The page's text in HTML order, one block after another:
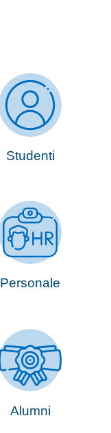
Studenti
Personale
Alumni